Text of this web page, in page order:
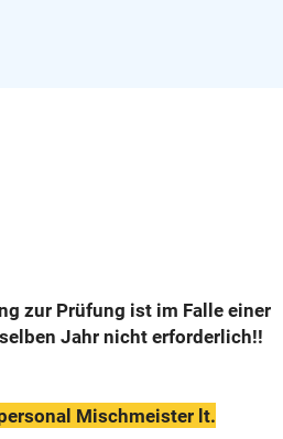
zur Prüfung ist im Falle einer
Jahr nicht erforderlich!!
Mischmeister lt.